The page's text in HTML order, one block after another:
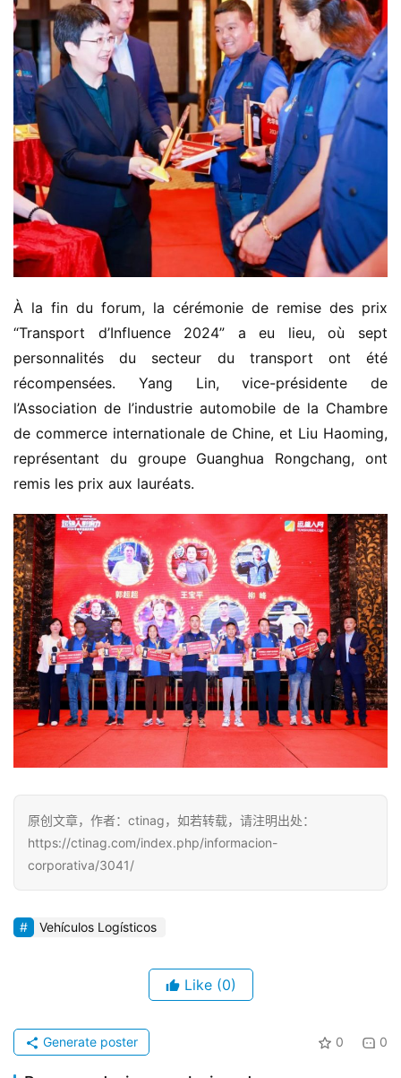
À la fin du forum, la cérémonie de remise des prix
“Transport d’Influence 2024” a eu lieu, où sept
personnalités du secteur du transport ont été
récompensées. Yang Lin, vice-présidente de
l’Association de l’industrie automobile de la Chambre
de commerce internationale de Chine, et Liu Haoming,
représentant du groupe Guanghua Rongchang, ont
remis les prix aux lauréats.
原创文章，作者：ctinag，如若转载，请注明出处：
https://ctinag.com/index.php/informacion-
corporativa/3041/
Vehículos Logísticos
Like (0)
0 0
Generate poster